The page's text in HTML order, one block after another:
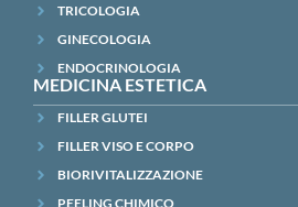
TRICOLOGIA
GINECOLOGIA
ENDOCRINOLOGIA
MEDICINA ESTETICA
FILLER GLUTEI
FILLER VISO E CORPO
BIORIVITALIZZAZIONE
PEELING CHIMICO